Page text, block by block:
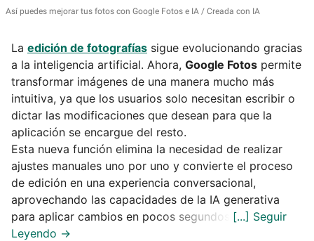
Así puedes mejorar tus fotos con Google Fotos e IA Creada con IA
La edición de fotografías sigue evolucionando gracias
a la inteligencia artificial. Ahora, Google Fotos permite
transformar imágenes de una manera mucho más
intuitiva, ya que los usuarios solo necesitan escribir o
dictar las modificaciones que desean para que la
aplicación se encargue del resto.
Esta nueva función elimina la necesidad de realizar
ajustes manuales uno por uno y convierte el proceso
de edición en una experiencia conversacional,
aprovechando las capacidades de la IA generativa
para aplicar cambios en pocos segundos.